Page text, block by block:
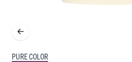
PURE COLOR